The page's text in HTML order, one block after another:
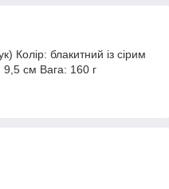
Колір: блакитний із сірим
см Вага: 160 г